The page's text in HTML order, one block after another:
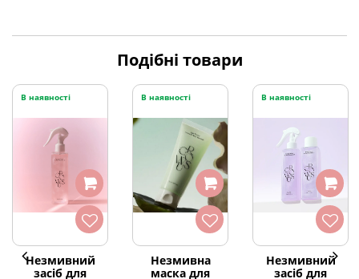
Подібні товари
В наявності
Незмивний
засіб для
В наявності
Незмивна
маска для
В наявності
Незмивний
засіб для